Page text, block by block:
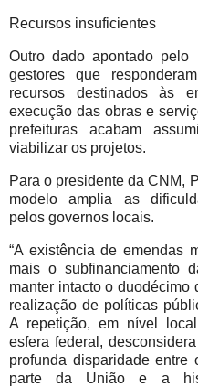
Recursos insuficientes
Outro dado apontado
gestores que
recursos destinados às
execução das obras e
prefeituras acabam
viabilizar os projetos.
Para o presidente da CNM,
modelo amplia as
pelos governos locais.
“A existência de emendas
mais o subfinanciamento
manter intacto o duodécimo
realização de políticas
A repetição, em nível
esfera federal,
profunda disparidade
parte da União e a